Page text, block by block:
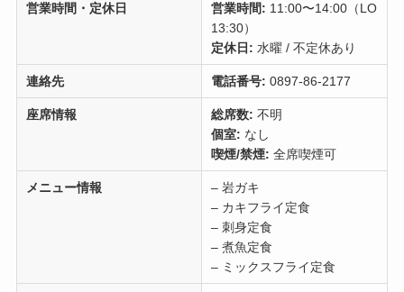
営業時間・定休日 営業時間: 11:00〜14:00（LO
13:30）
定休日: 水曜 / 不定休あり
連絡先 電話番号: 0897-86-2177
座席情報 総席数: 不明
個室: なし
喫煙/禁煙: 全席喫煙可
メニュー情報
– 岩ガキ
– カキフライ定食
– 刺身定食
– 煮魚定食
– ミックスフライ定食